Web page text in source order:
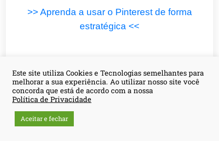
>> Aprenda a usar o Pinterest de forma
estratégica <<
Ferramentas para te ajudar com o
Marketing de afiliados no
Pinterest e ganhar dinheiro
Este site utiliza Cookies e Tecnologias semelhantes para
melhorar a sua experiência. Ao utilizar nosso site você
concorda que está de acordo com a nossa
Política de Privacidade
Aceitar e fechar